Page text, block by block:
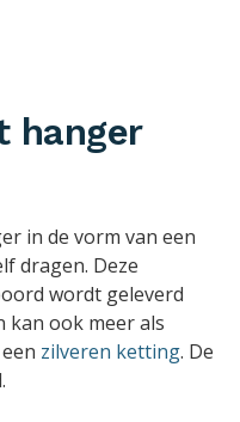
hanger
in de vorm van een
dragen. Deze
wordt geleverd
kan ook meer als
zilveren ketting. De